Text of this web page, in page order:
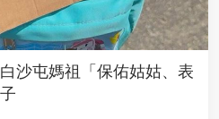
沙屯媽祖「保佑姑姑、表